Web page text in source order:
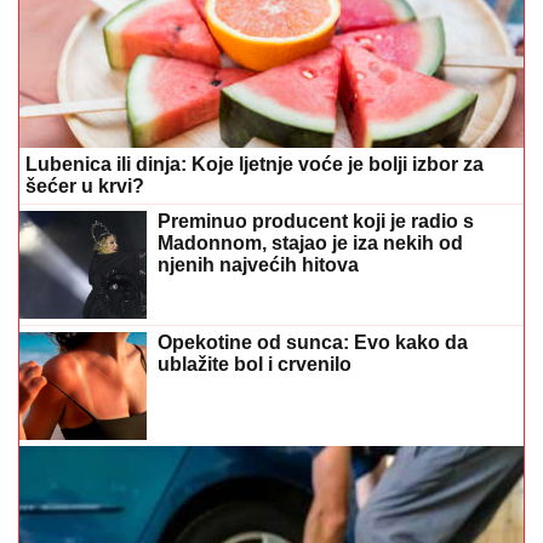
Lubenica ili dinja: Koje ljetnje voće je bolji izbor za
šećer u krvi?
Preminuo producent koji je radio s
Madonnom, stajao je iza nekih od
njenih najvećih hitova
Opekotine od sunca: Evo kako da
ublažite bol i crvenilo